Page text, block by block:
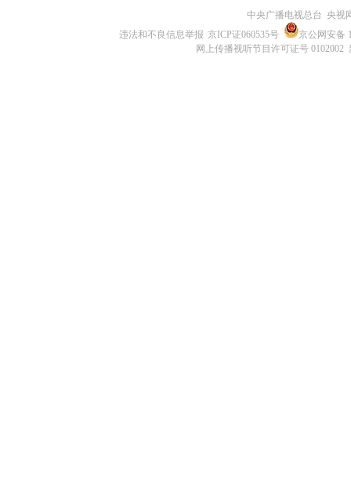
中央广播电视总台 央视
违法和不良信息举报 京ICP证060535号
京公网安备
网上传播视听节目许可证号 0102002